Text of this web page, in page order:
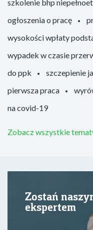
szkolenie bhp
ogłoszenia o pracę
wysokości wpłaty
wypadek w czasie
do ppk
szczepienie
pierwsza praca
na covid-19
Zobacz wszystkie
Zostań
ekspertem